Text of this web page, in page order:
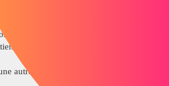
avec toi mais le probléme avec cette
? robuste ? parce que je vais l'utiliser
autre solution donne moi votre avis et